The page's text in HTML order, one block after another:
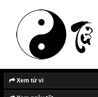
Xem tử vi